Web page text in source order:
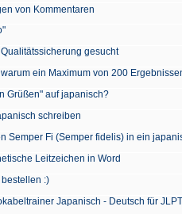
von Kommentaren
gesucht
ein Maximum von 200
Grüßen" auf japanisch?
schreiben
Semper Fi (Semper fidelis) in ein
Leitzeichen in Word
:)
Japanisch - Deutsch für